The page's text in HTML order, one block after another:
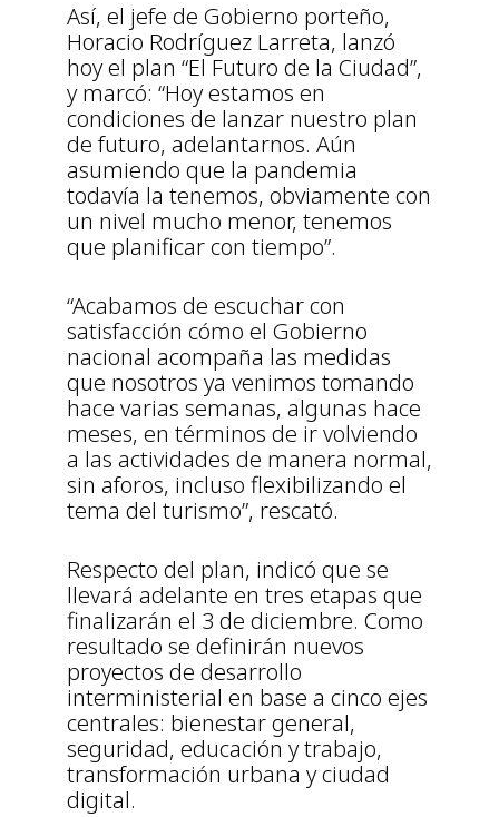
Así, el jefe de Gobierno porteño,
Horacio Rodríguez Larreta, lanzó
hoy el plan “El Futuro de la Ciudad”,
y marcó: “Hoy estamos en
condiciones de lanzar nuestro plan
de futuro, adelantarnos. Aún
asumiendo que la pandemia
todavía la tenemos, obviamente con
un nivel mucho menor, tenemos
que planificar con tiempo”.
“Acabamos de escuchar con
satisfacción cómo el Gobierno
nacional acompaña las medidas
que nosotros ya venimos tomando
hace varias semanas, algunas hace
meses, en términos de ir volviendo
a las actividades de manera normal,
sin aforos, incluso flexibilizando el
tema del turismo”, rescató.
Respecto del plan, indicó que se
llevará adelante en tres etapas que
finalizarán el 3 de diciembre. Como
resultado se definirán nuevos
proyectos de desarrollo
interministerial en base a cinco ejes
centrales: bienestar general,
seguridad, educación y trabajo,
transformación urbana y ciudad
digital.